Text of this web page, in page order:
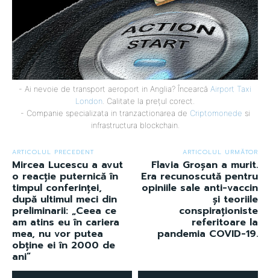
- Ai nevoie de transport aeroport in Anglia? Încearcă Airport Taxi
London . Calitate la prețul corect.
- Companie specializata in tranzactionarea de Criptomonede si
infrastructura blockchain.
ARTICOLUL PRECEDENT
Mircea Lucescu a avut
o reacție puternică în
timpul conferinței,
după ultimul meci din
preliminarii: „Ceea ce
am atins eu în cariera
mea, nu vor putea
obține ei în 2000 de
ani”
ARTICOLUL URMĂTOR
Flavia Groșan a murit.
Era recunoscută pentru
opiniile sale anti-vaccin
și teoriile
conspiraționiste
referitoare la
pandemia COVID-19.